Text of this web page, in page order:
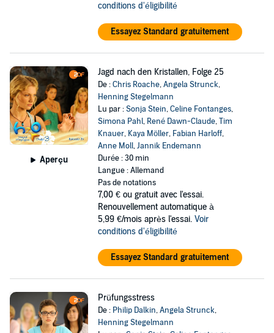
conditions d'éligibilité
Essayez Standard gratuitement
Aperçu
Jagd nach den Kristallen, Folge 25
De :Chris Roache,Angela Strunck,
Henning Stegelmann
Lu par :Sonja Stein,Celine Fontanges,
Simona Pahl, René Dawn-Claude,Tim
Knauer, Kaya Möller, Fabian Harloff,
Anne Moll,Jannik Endemann
Durée : 30 min
Langue : Allemand
Pas de notations
7,00 € ou gratuit avec l'essai.
Renouvellement automatique à
5,99 €/mois après l'essai. Voir
conditions d'éligibilité
Essayez Standard gratuitement
Prüfungsstress
De : Philip Dalkin,Angela Strunck,
Henning Stegelmann